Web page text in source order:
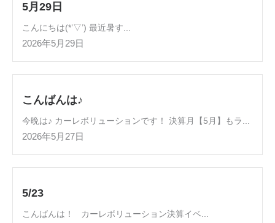
5月29日
こんにちは(*’▽’) 最近暑す...
2026年5月29日
こんばんは♪
今晩は♪ カーレボリューションです！ 決算月【5月】もラ...
2026年5月27日
5/23
こんばんは！ カーレボリューション決算イベ...